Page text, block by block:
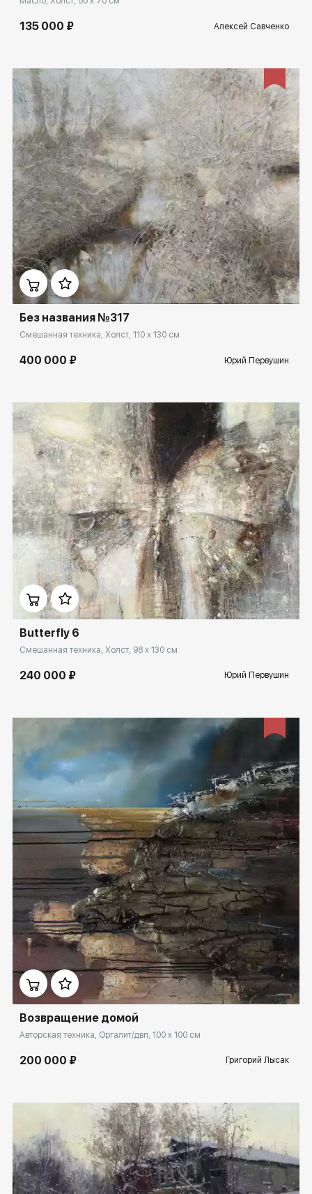
135 000 ₽ Алексей Савченко
Домен: spb.rakovgallery.ru
Без названия №317
Смешанная техника, Холст, 110 x 130 см
400 000 ₽ Юрий Первушин
Домен: spb.rakovgallery.ru
Butterfly 6
Смешанная техника, Холст, 98 x 130 см
240 000 ₽ Юрий Первушин
Домен: spb.rakovgallery.ru
Возвращение домой
Авторская техника, Оргалит/двп, 100 x 100 см
200 000 ₽ Григорий Лысак